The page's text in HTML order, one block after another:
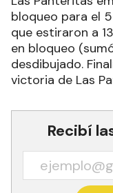
bloqueo para el
que estiraron a
en bloqueo
desdibujado.
victoria de Las
Recibí